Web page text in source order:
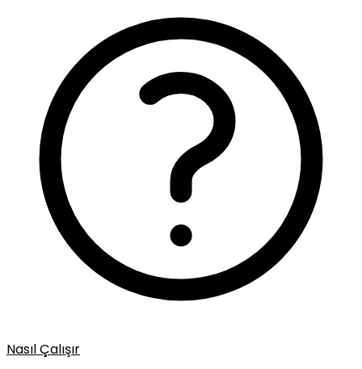
Nasıl Çalışır